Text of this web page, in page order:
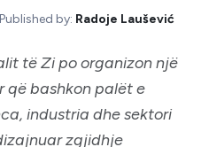
Published by: Radoje Laušević
të Zi po organizon një
që bashkon palët e
industria dhe sektori
zgjidhje